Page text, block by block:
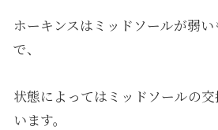
ホーキンスはミッドソールが弱
で、
状態によってはミッドソールの
います。